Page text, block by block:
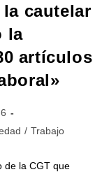
cautelar
la
artículos
/ Trabajo
de la CGT que